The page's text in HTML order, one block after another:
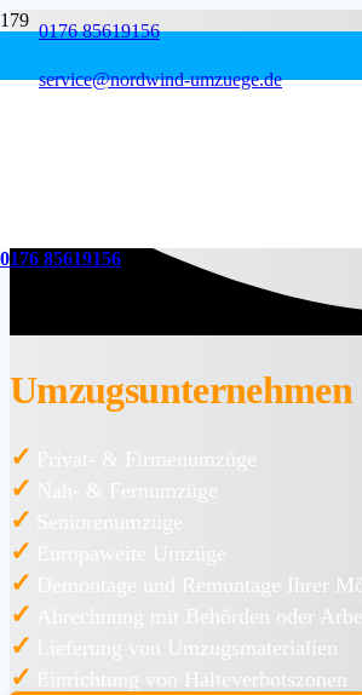
0176 85619156
service@nordwind-umzuege.de
0176 85619156
Umzugsunternehmen
✓ Privat- & Firmenumzüge
✓ Nah- & Fernumzüge
✓ Seniorenumzüge
✓ Europaweite Umzüge
✓ Demontage und Remontage Ihrer
✓ Abrechnung mit Behörden oder
✓ Lieferung von Umzugsmaterialien
✓ Einrichtung von Halteverbotszonen